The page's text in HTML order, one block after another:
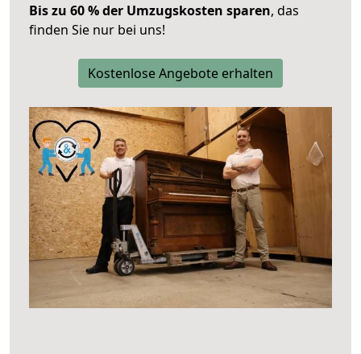
Bis zu 60 % der Umzugskosten sparen, das
finden Sie nur bei uns!
Kostenlose Angebote erhalten